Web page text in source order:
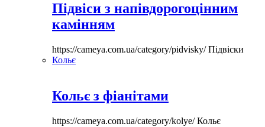
Підвіси з напівдорогоцінним
камінням
https://cameya.com.ua/category/pidvisky/Підвіски
Кольє
Кольє з фіанітами
https://cameya.com.ua/category/kolye/Кольє